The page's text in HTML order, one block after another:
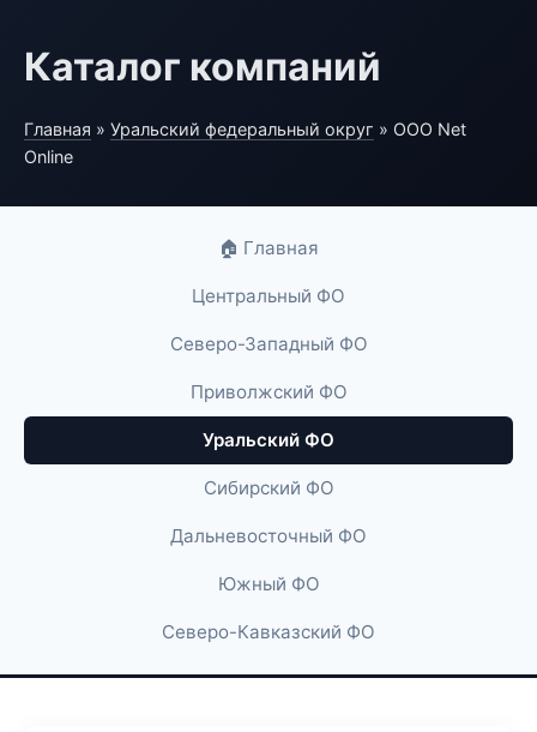
Каталог компаний
Главная » Уральский федеральный округ » ООО Net
Online
🏠 Главная
Центральный ФО
Северо-Западный ФО
Приволжский ФО
Уральский ФО
Сибирский ФО
Дальневосточный ФО
Южный ФО
Северо-Кавказский ФО